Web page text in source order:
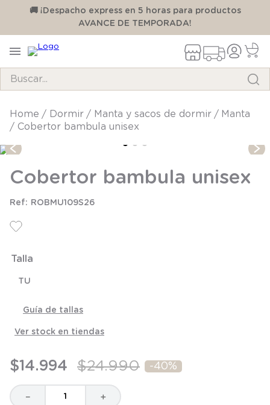
🚚 ¡Despacho express en 5 horas para productos
AVANCE DE TEMPORADA!
dormir manta y sacos de dormir
manta
Cobertor bambula unisex
Cobertor bambula unisex
ROBMU109S26
Talla
TU
Guía de tallas
Ver stock en tiendas
$14.994 $24.990 -40%
＋
－
TÉRMINOS MÁS BUSCADOS
1.
pijama
3.
zapatillas
4
body
7.
8.